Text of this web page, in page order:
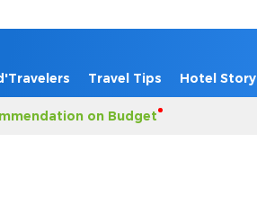
Travel Tips Hotel Story
on Budget